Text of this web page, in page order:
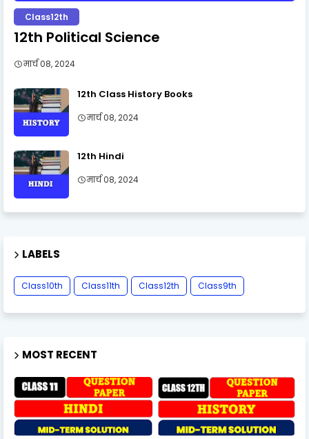
Class12th
12th Political Science
मार्च 08, 2024
12th Class History Books
मार्च 08, 2024
12th Hindi
मार्च 08, 2024
LABELS
Class10th Class11th Class12th Class9th
MOST RECENT